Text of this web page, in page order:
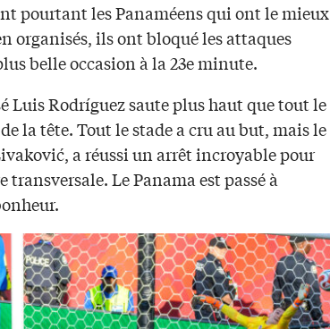
pourtant les Panaméens qui ont le mieux
organisés, ils ont bloqué les attaques
belle occasion à la 23e minute.
Luis Rodríguez saute plus haut que tout le
la tête. Tout le stade a cru au but, mais le
a réussi un arrêt incroyable pour
Le Panama est passé à